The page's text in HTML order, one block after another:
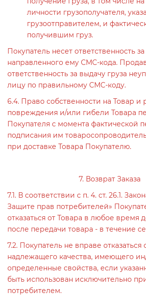
личности грузополучателя,
грузоотправителем, и
получившим груз.
Покупатель несет ответственность
направленного ему СМС-кода.
ответственность за выдачу груза
лицу по правильному СМС-коду.
6.4. Право собственности на Товар и
повреждения и/или гибели Товара
Покупателя с момента фактической
подписания им
при доставке Товара Покупателю.
7. Возврат Заказа
7.1. В соответствии с п. 4. ст. 26.1.
Защите прав потребителей»
отказаться от Товара в любое время
после передачи товара - в течение
7.2. Покупатель не вправе отказаться
надлежащего качества, имеющего
определенные свойства, если
быть использован исключительно
потребителем.